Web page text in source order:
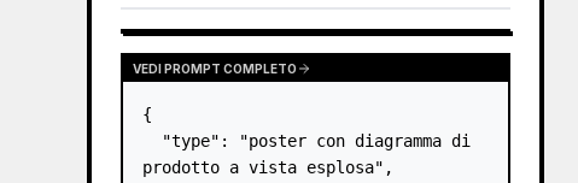
VEDI PROMPT COMPLETO
{
  "type": "poster con diagramma di
prodotto a vista esplosa",